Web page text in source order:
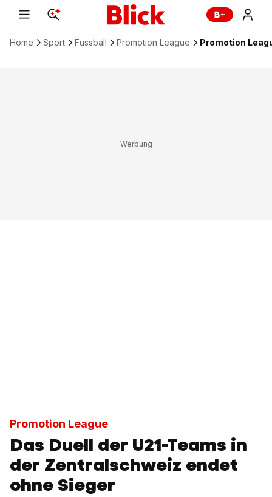
Home Sport Fussball Promotion League Promotion
Promotion League
Das Duell der U21-Teams in
der Zentralschweiz endet
ohne Sieger